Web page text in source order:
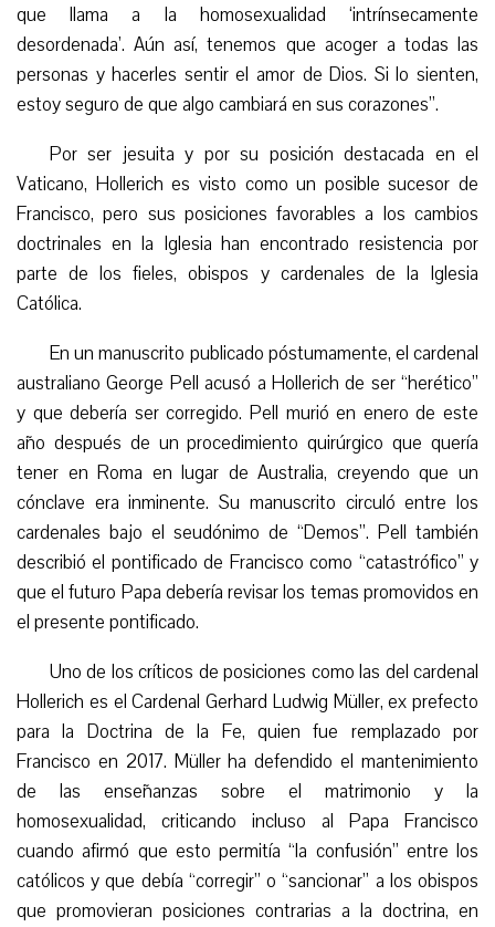
que llama a la homosexualidad ‘intrínsecamente
desordenada’. Aún así, tenemos que acoger a todas las
personas y hacerles sentir el amor de Dios. Si lo sienten,
estoy seguro de que algo cambiará en sus corazones”.
Por ser jesuita y por su posición destacada en el
Vaticano, Hollerich es visto como un posible sucesor de
Francisco, pero sus posiciones favorables a los cambios
doctrinales en la Iglesia han encontrado resistencia por
parte de los fieles, obispos y cardenales de la Iglesia
Católica.
En un manuscrito publicado póstumamente, el cardenal
australiano George Pell acusó a Hollerich de ser “herético”
y que debería ser corregido. Pell murió en enero de este
año después de un procedimiento quirúrgico que quería
tener en Roma en lugar de Australia, creyendo que un
cónclave era inminente. Su manuscrito circuló entre los
cardenales bajo el seudónimo de “Demos”. Pell también
describió el pontificado de Francisco como “catastrófico” y
que el futuro Papa debería revisar los temas promovidos en
el presente pontificado.
Uno de los críticos de posiciones como las del cardenal
Hollerich es elCardenal Gerhard Ludwig Müller, ex prefecto
para la Doctrina de la Fe, quien fue remplazadopor
Francisco en 2017. Müller ha defendido el mantenimiento
de las enseñanzas sobre el matrimonio y la
homosexualidad, criticando incluso al Papa Francisco
cuando afirmó que esto permitía “la confusión” entre los
católicos y que debía “corregir” o “sancionar” a los obispos
que promovieran posiciones contrarias a la doctrina, en